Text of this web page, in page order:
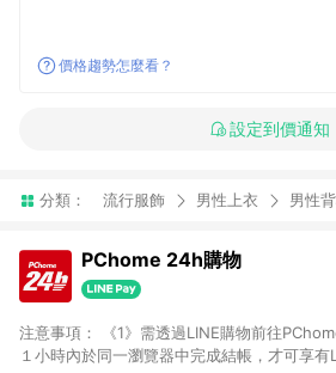
價格趨勢怎麼看？
設定到價通知
分類： 流行服飾 男性上衣 男性
PChome 24h購物
注意事項： 《1》需透過LINE購物前往
１小時內於同一瀏覽器中完成結帳，才可享有